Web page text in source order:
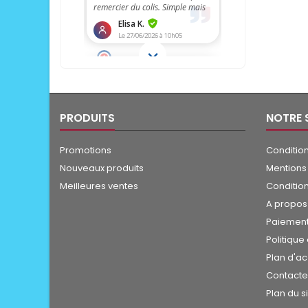
PRODUITS
Promotions
Nouveaux produits
Meilleures ventes
NOTRE
A
Plan
Plan du